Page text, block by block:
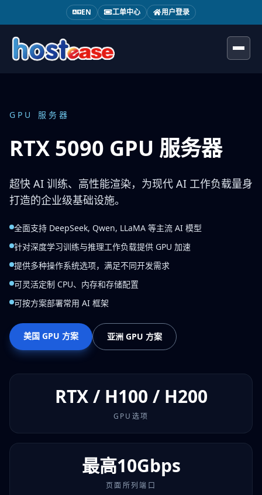
EN 工单中心 用户登录
GPU 服务器
RTX 5090 GPU 服务器
超快 AI 训练、高性能渲染，为现代 AI 工作负载量身
打造的企业级基础设施。
全面支持 DeepSeek, Qwen, LLaMA 等主流 AI 模型
针对深度学习训练与推理工作负载提供 GPU 加速
提供多种操作系统选项，满足不同开发需求
可灵活定制 CPU、内存和存储配置
可按方案部署常用 AI 框架
美国 GPU 方案 亚洲 GPU 方案
RTX / H100 / H200
GPU选项
最高10Gbps
页面所列端口